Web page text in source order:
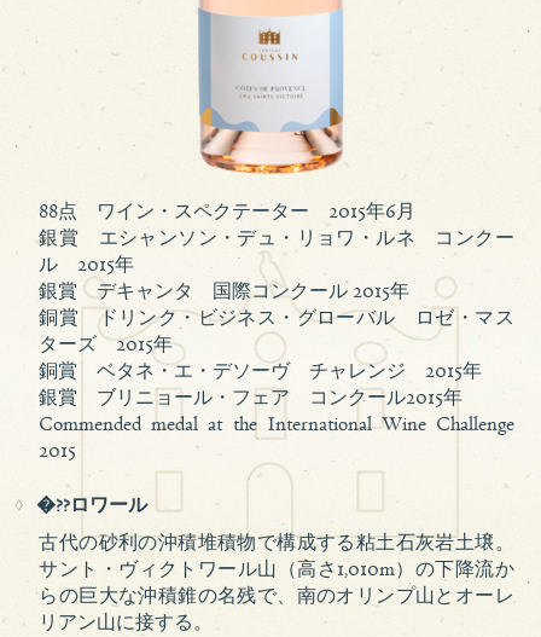
88点 ワイン・スペクテーター 2015年6月
銀賞 エシャンソン・デュ・リョワ・ルネ コンクー
ル 2015年
銀賞 デキャンタ 国際コンクール 2015年
銅賞 ドリンク・ビジネス・グローバル ロゼ・マス
ターズ 2015年
銅賞 ベタネ・エ・デソーヴ チャレンジ 2015年
銀賞 ブリニョール・フェア コンクール2015年
Commended medal at the International Wine Challenge
2015
�??ロワール
古代の砂利の沖積堆積物で構成する粘土石灰岩土壌。
サント・ヴィクトワール山（高さ1,010m）の下降流か
らの巨大な沖積錐の名残で、南のオリンプ山とオーレ
リアン山に接する。